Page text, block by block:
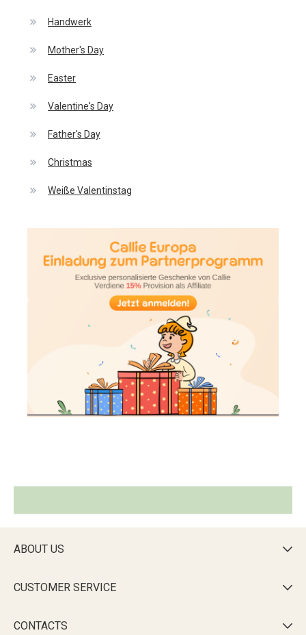
Handwerk
Mother's Day
Easter
Valentine's Day
Father's Day
Christmas
Weiße Valentinstag
ABOUT US 
CUSTOMER SERVICE 
CONTACTS 